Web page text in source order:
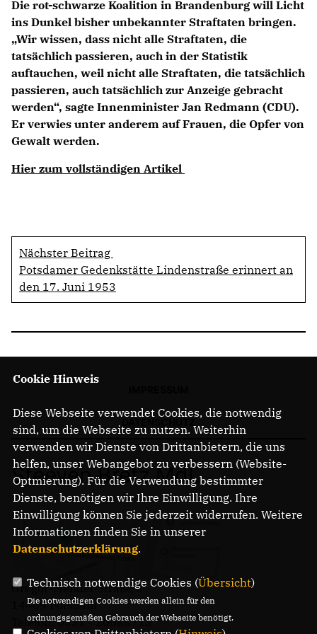
Die rot-schwarze Koalition in Brandenburg will Licht
ins Dunkel bisher unbekannter Straftaten bringen.
Wir wissen, dass nicht alle Straftaten, die
tatsächlich passieren, auch in der Statistik
auftauchen, weil nicht alle Straftaten, die tatsächlich
passieren, auch tatsächlich zur Anzeige gebracht
werden“, sagte Innenminister Jan Redmann (CDU).
Er verwies unter anderem auf Frauen, die Opfer von
Gewalt werden.
Hier zum vollständigen Artikel
Nächster Beitrag
Potsdamer Gedenkstätte Lindenstraße erinnert an
den 17. Juni 1953
Steeven Bretz MdL
Gregor-Mendel-Straße 3
14469 Potsdam
Telefon: 0331 - 20085713
Cookie Hinweis
Diese Webseite verwendet Cookies, die notwendig
sind, um die Webseite zu nutzen. Weiterhin
verwenden wir Dienste von Drittanbietern, die uns
helfen, unser Webangebot zu verbessern (Website-
Optmierung). Für die Verwendung bestimmter
Dienste, benötigen wir Ihre Einwilligung. Ihre
Einwilligung können Sie jederzeit widerrufen. Weitere
Informationen finden Sie in unserer
Datenschutzerklärung.
Technisch notwendige Cookies (Übersicht)
Die notwendigen Cookies werden allein für den
ordnungsgemäßen Gebrauch der Webseite benötigt.